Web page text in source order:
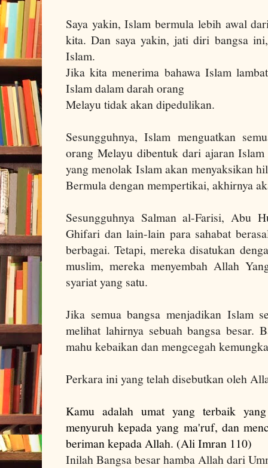
Saya yakin, Islam bermula lebih awal
kita. Dan saya yakin, jati diri bangsa
Islam.
Jika kita menerima bahawa Islam
Islam dalam darah orang
Melayu tidak akan dipedulikan.
Sesungguhnya, Islam menguatkan
orang Melayu dibentuk dari ajaran
yang menolak Islam akan menyaksikan
Bermula dengan mempertikai, akhirnya
Sesungguhnya Salman al-Farisi, Abu
Ghifari dan lain-lain para sahabat
berbagai. Tetapi, mereka disatukan
muslim, mereka menyembah Allah
syariat yang satu.
Jika semua bangsa menjadikan Islam
melihat lahirnya sebuah bangsa besar.
mahu kebaikan dan mengcegah
Perkara ini yang telah disebutkan oleh
Kamu adalah umat yang terbaik
menyuruh kepada yang ma'ruf, dan
beriman kepada Allah. (Ali Imran 110)
Inilah Bangsa besarhamba Allah dari